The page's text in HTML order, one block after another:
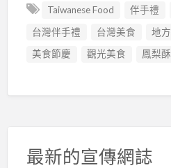
Taiwanese Food 伴手禮
台灣伴手禮
台灣美食 地
美食節慶
觀光美食 鳳梨酥
最新的宣傳網誌